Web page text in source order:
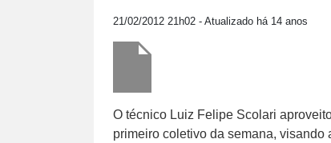
21/02/2012 21h02 - Atualizado há 14 anos
O técnico Luiz Felipe Scolari
primeiro coletivo da semana, visando